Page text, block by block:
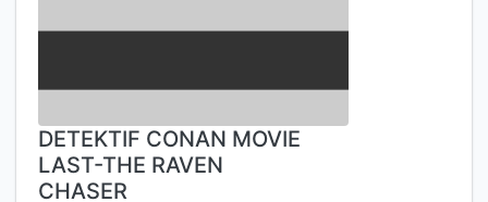
DETEKTIF CONAN MOVIE
LAST-THE RAVEN
CHASER